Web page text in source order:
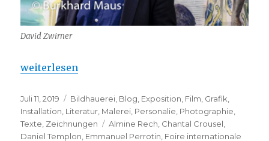
David Zwirner
„Galerie David Zwirner – Bienvenue à Paris“
weiterlesen
Veröffentlicht
am
Juli 11, 2019 Kategorien
Bildhauerei, Blog, Exposition, Film, Grafik,
Installation, Literatur, Malerei, Personalie, Photographie,
Texte, Zeichnungen Schlagwörter
Almine Rech, Chantal Crousel,
Daniel Templon, Emmanuel Perrotin, Foire internationale